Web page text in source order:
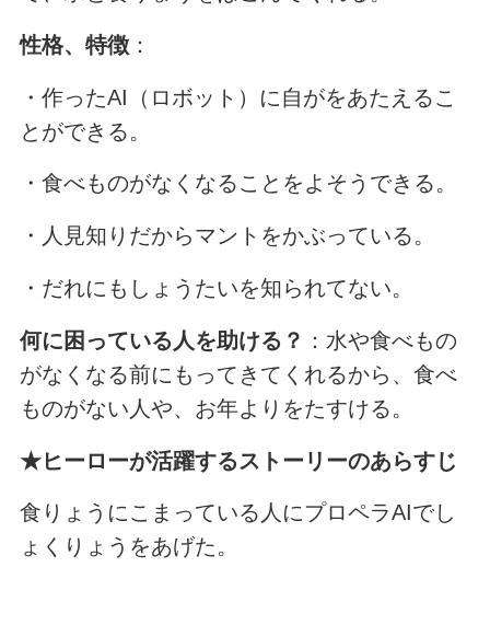
性格、特徴：
・作ったAI（ロボット）に自がをあたえるこ
とができる。
・食べものがなくなることをよそうできる。
・人見知りだからマントをかぶっている。
・だれにもしょうたいを知られてない。
何に困っている人を助ける？ ：水や食べもの
がなくなる前にもってきてくれるから、食べ
ものがない人や、お年よりをたすける。
★ヒーローが活躍するストーリーのあらすじ
食りょうにこまっている人にプロペラAIでし
ょくりょうをあげた。